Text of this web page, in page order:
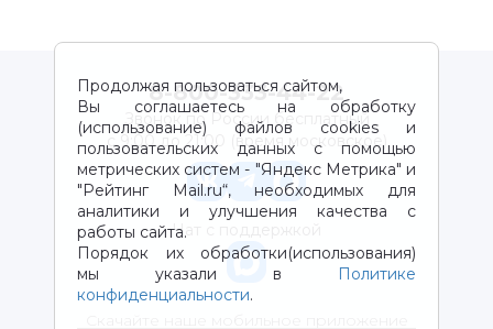
Продолжая пользоваться сайтом,
Вы соглашаетесь на обработку
(использование) файлов cookies и
пользовательских данных с помощью
метрических систем - "Яндекс Метрика" и
"Рейтинг Mail.ru“, необходимых для
аналитики и улучшения качества с
работы сайта.
Порядок их обработки(использования)
мы указали в
Политике
конфиденциальности.
8-800-333-44-22
Звонок по России бесплатный
с 9:00 до 21:00 (время московское)
Чат с поддержкой